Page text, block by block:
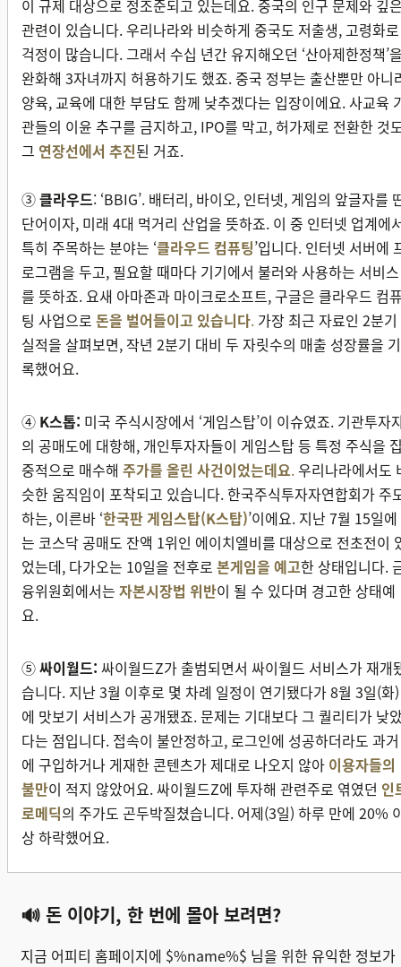
이 규제 대상으로 정조준되고 있는데요. 중국의 인구 문제와 깊
관련이 있습니다. 우리나라와 비슷하게 중국도 저출생, 고령화로
걱정이 많습니다. 그래서 수십 년간 유지해오던 ‘산아제한정책’
완화해 3자녀까지 허용하기도 했죠. 중국 정부는 출산뿐만 아니
양육, 교육에 대한 부담도 함께 낮추겠다는 입장이에요. 사교육
관들의 이윤 추구를 금지하고, IPO를 막고, 허가제로 전환한 것
그 연장선에서 추진된 거죠.
③클라우드: ‘BBIG’. 배터리, 바이오, 인터넷, 게임의 앞글자를
단어이자, 미래 4대 먹거리 산업을 뜻하죠. 이 중 인터넷 업계에
특히 주목하는 분야는 ‘클라우드 컴퓨팅’입니다. 인터넷 서버에
로그램을 두고, 필요할 때마다 기기에서 불러와 사용하는 서비스
를 뜻하죠. 요새 아마존과 마이크로소프트, 구글은 클라우드 컴
팅 사업으로 돈을 벌어들이고 있습니다. 가장 최근 자료인 2분기
실적을 살펴보면, 작년 2분기 대비 두 자릿수의 매출 성장률을 기
록했어요.
④ K스톱: 미국 주식시장에서 ‘게임스탑’이 이슈였죠. 기관투자
의 공매도에 대항해, 개인투자자들이 게임스탑 등 특정 주식을
중적으로 매수해 주가를 올린 사건이었는데요.우리나라에서도
슷한 움직임이 포착되고 있습니다. 한국주식투자자연합회가 주
하는, 이른바 ‘한국판 게임스탑(K스탑)’이에요. 지난 7월 15일에
는 코스닥 공매도 잔액 1위인 에이치엘비를 대상으로 전초전이
었는데, 다가오는 10일을 전후로 본게임을 예고한 상태입니다.
융위원회에서는 자본시장법 위반이 될 수 있다며 경고한 상태예
요.
⑤싸이월드: 싸이월드Z가 출범되면서 싸이월드 서비스가 재개
습니다. 지난 3월 이후로 몇 차례 일정이 연기됐다가 8월 3일(화)
에 맛보기 서비스가 공개됐죠. 문제는 기대보다 그 퀄리티가 낮
다는 점입니다. 접속이 불안정하고, 로그인에 성공하더라도 과거
에 구입하거나 게재한 콘텐츠가 제대로 나오지 않아 이용자들의
불만이 적지 않았어요. 싸이월드Z에 투자해 관련주로 엮였던 인
로메딕의 주가도 곤두박질쳤습니다. 어제(3일) 하루 만에 20%
상 하락했어요.
🔊 돈 이야기, 한 번에 몰아 보려면?
지금 어피티 홈페이지에 $%name%$ 님을 위한 유익한 정보가